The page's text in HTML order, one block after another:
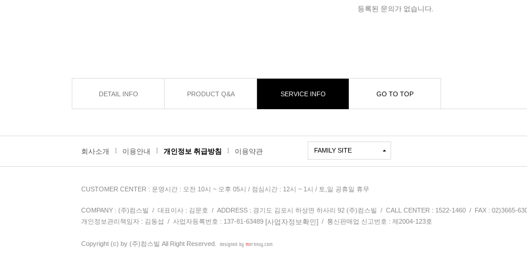
등록된 문의가 없습니다.
DETAIL INFO PRODUCT Q&A SERVICE INFO GO TO TOP
회사소개 이용안내 개인정보 취급방침 이용약관 FAMILY SITE
CUSTOMER CENTER : 운영시간 : 오전 10시 ~ 오후 05시 / 점심시간 : 12시 ~ 1시 / 토,일 공휴일 휴무
COMPANY : (주)컴스빌 / 대표이사 : 김문호 / ADDRESS : 경기도 김포시 하성면 하사리 92 (주)컴스빌 / CALL CENTER : 1522-1460 / FAX : 02)3665-
개인정보관리책임자 : 김동섭
/ 사업자등록번호 : 137-81-63489 [사업자정보확인] / 통신판매업 신고번호 : 제2004-123호
Copyright (c) by (주)컴스빌 All Right Reserved.